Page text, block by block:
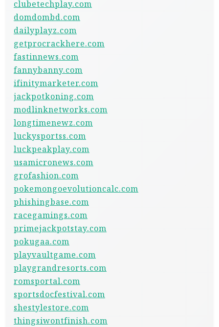
clubetechplay.com
domdombd.com
dailyplayz.com
getprocrackhere.com
fastinnews.com
fannybanny.com
ifinitymarketer.com
jackpotkoning.com
modlinknetworks.com
longtimenewz.com
luckysportss.com
luckpeakplay.com
usamicronews.com
grofashion.com
pokemongoevolutioncalc.com
phishingbase.com
racegamings.com
primejackpotstay.com
pokugaa.com
playvaultgame.com
playgrandresorts.com
romsportal.com
sportsdocfestival.com
shestylestore.com
thingsiwontfinish.com